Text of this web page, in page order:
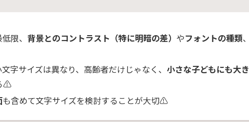
限、 背景とのコントラスト（特に明暗の差） やフォントの種類、
字サイズは異なり、高齢者だけじゃなく、 小さな子どもにも大き
⚠️
も含めて文字サイズを検討することが大切⚠️